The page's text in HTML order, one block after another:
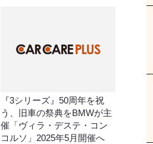
『3シリーズ』50周年を祝
う、旧車の祭典をBMWが主
催「ヴィラ・デステ・コン
コルソ」2025年5月開催へ